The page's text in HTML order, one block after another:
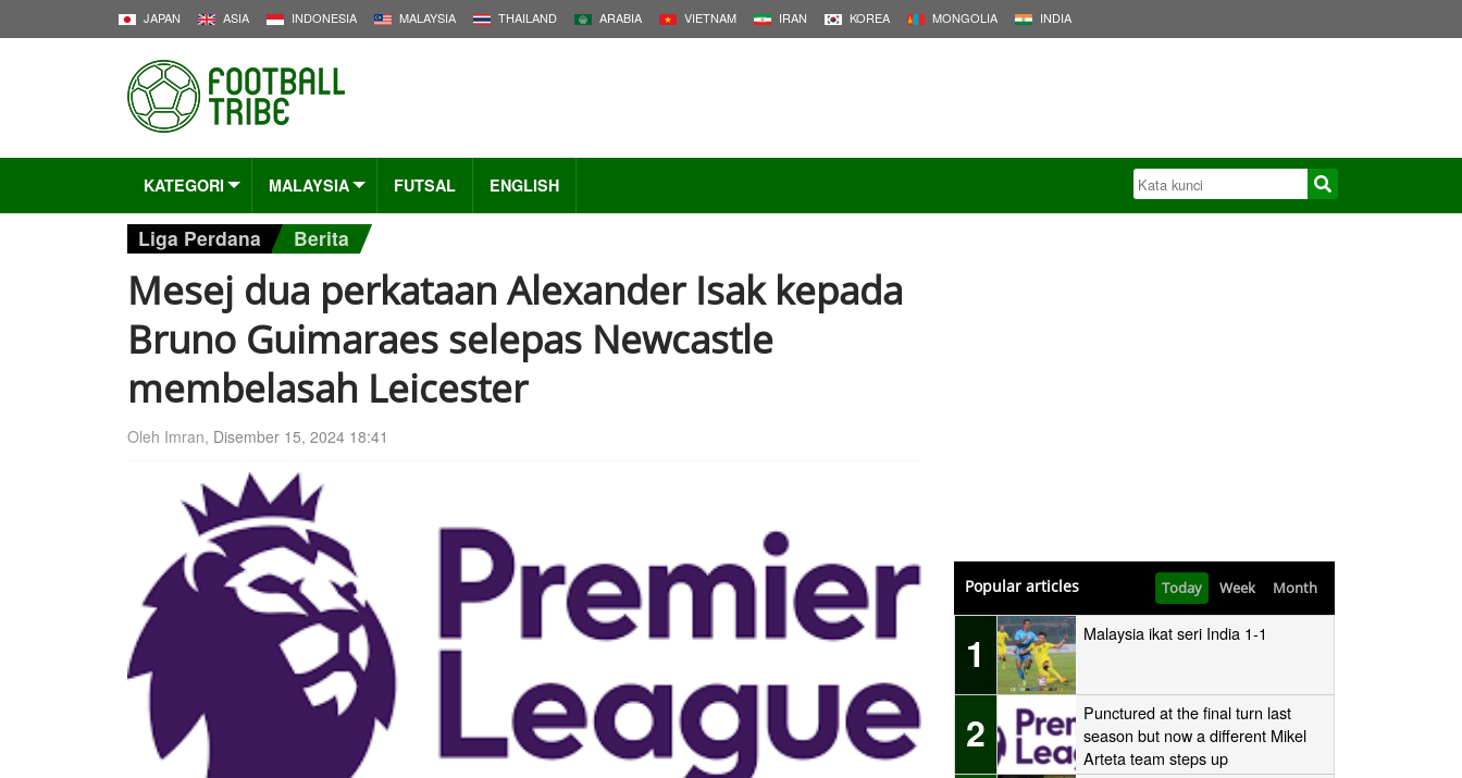
JAPAN ASIA INDONESIA MALAYSIA THAILAND ARABIA VIETNAM IRAN KOREA MONGOLIA INDIA
KATEGORI MALAYSIA FUTSAL ENGLISH
Liga Perdana Berita
Mesej dua perkataan Alexander Isak kepada
Bruno Guimaraes selepas Newcastle
membelasah Leicester
Oleh Imran, Disember 15, 2024 18:41
Popular articles Today Week Month
1 Malaysia ikat seri India 1-1
2
Punctured at the final turn last
season but now a different Mikel
Arteta team steps up